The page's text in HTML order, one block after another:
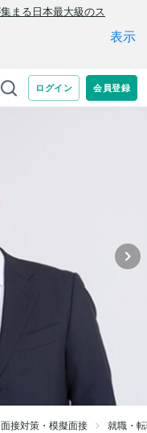
面接対策・模擬面接 就職・